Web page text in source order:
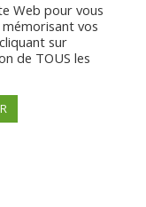
Web pour vous
vos
sur
de TOUS les